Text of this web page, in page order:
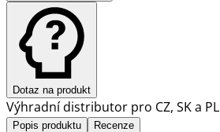
Dotaz na produkt
Výhradní distributor pro CZ, SK a PL
Popis produktu Recenze